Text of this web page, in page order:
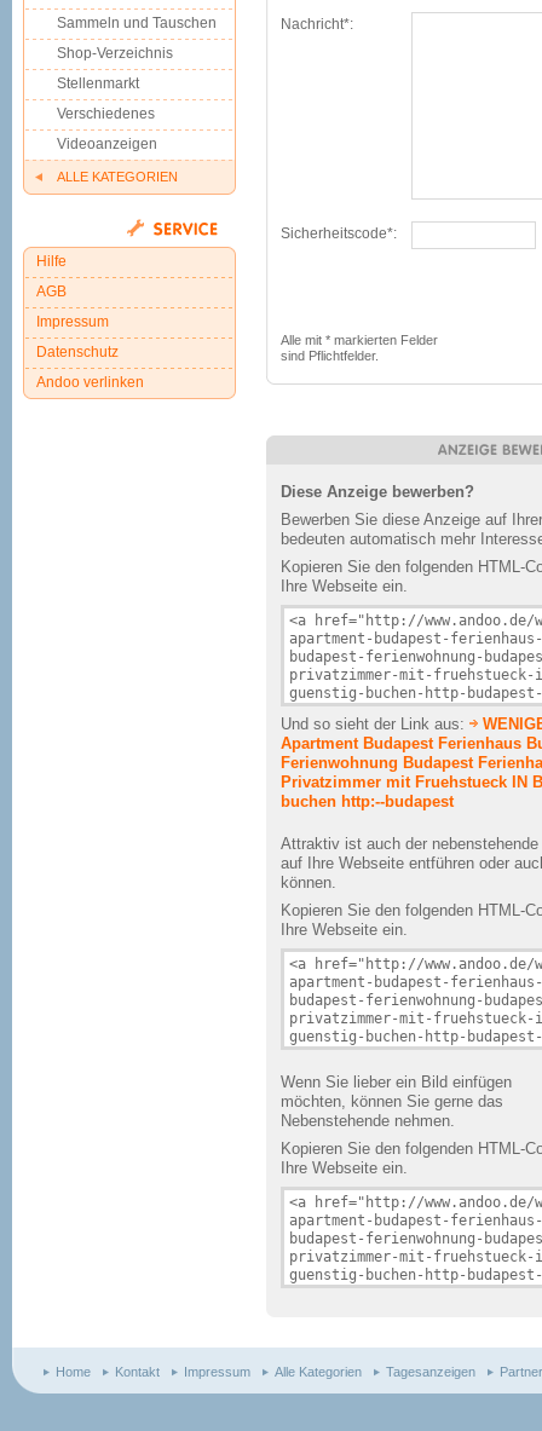
Nachricht*:
Sicherheitscode*:
Alle mit * markierten Felder
sind Pflichtfelder.
Diese Anzeige bewerben?
Bewerben Sie diese Anzeige auf
bedeuten automatisch mehr
Kopieren Sie den folgenden HTML-
Ihre Webseite ein.
Und so sieht der Link aus:
Apartment Budapest Ferienhaus
Ferienwohnung Budapest
Privatzimmer mit Fruehstueck IN
buchen http:--budapest
Attraktiv ist auch der
auf Ihre Webseite entführen oder
können.
Kopieren Sie den folgenden HTML-
Ihre Webseite ein.
Wenn Sie lieber ein Bild einfügen
möchten, können Sie gerne das
Nebenstehende nehmen.
Kopieren Sie den folgenden HTML-
Ihre Webseite ein.
Sammeln und Tauschen
Shop-Verzeichnis
Stellenmarkt
Verschiedenes
Videoanzeigen
ALLE KATEGORIEN
Hilfe
AGB
Impressum
Datenschutz
Andoo verlinken
Home Kontakt Impressum Alle Kategorien Tagesanzeigen Partner